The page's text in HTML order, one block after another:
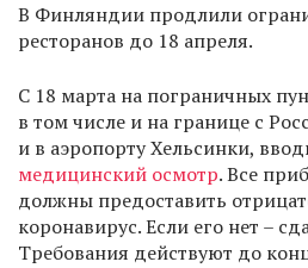
В Финляндии продлили
ресторанов до 18 апреля.
С 18 марта на пограничных
в том числе и на границе с
и в аэропорту Хельсинки,
медицинский осмотр. Все
должны предоставить
коронавирус. Если его нет –
Требования действуют до